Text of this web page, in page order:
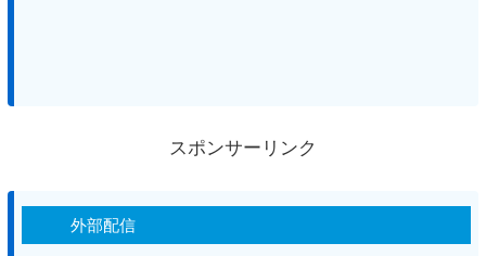
スポンサーリンク
外部配信